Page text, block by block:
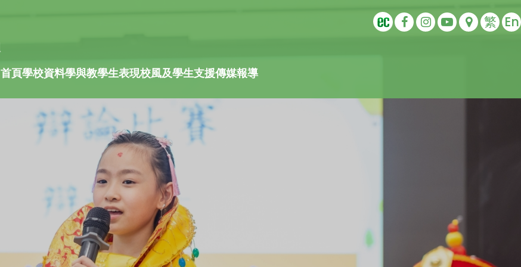
繁 En
首頁學校資料學與教學生表現校風及學生支援傳媒報導